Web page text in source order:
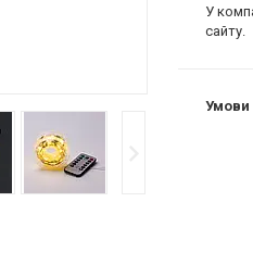
У
сайту.